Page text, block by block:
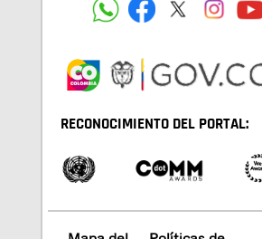
RECONOCIMIENTO DEL PORTAL: